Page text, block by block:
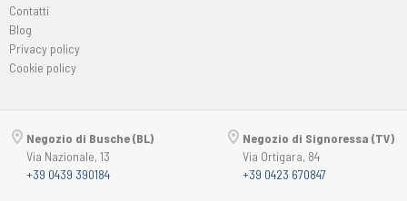
Contatti
Blog
Privacy policy
Cookie policy
Negozio di Busche (BL)
Via Nazionale, 13
+39 0439 390184
Negozio di Signoressa (TV)
Via Ortigara, 84
+39 0423 670847